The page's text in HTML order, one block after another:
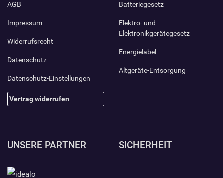
AGB
Impressum
Widerrufsrecht
Datenschutz
Datenschutz-Einstellungen
Vertrag widerrufen
Batteriegesetz
Elektro- und
Elektronikgerätegesetz
Energielabel
Altgeräte-Entsorgung
UNSERE PARTNER SICHERHEIT